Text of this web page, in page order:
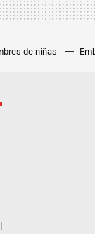
de niñas